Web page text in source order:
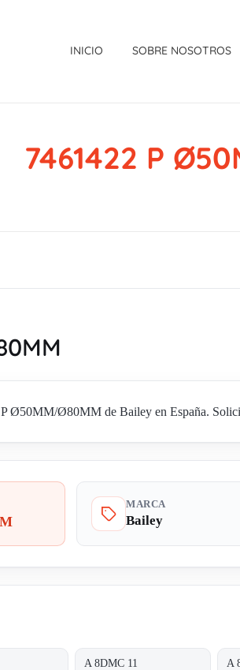
INICIO SOBRE NOSOTROS
7461422 P
Ø50MM/Ø80MM de Bailey en España.
MARCA
Bailey
A 8DMC 11 A